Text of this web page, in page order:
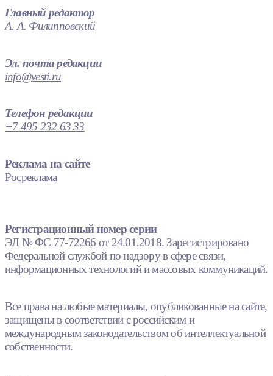
Главный редактор
А. А. Филипповский
Эл. почта редакции
info@vesti.ru
Телефон редакции
+7 495 232 63 33
Реклама на сайте
Росреклама
Регистрационный номер серии
ЭЛ № ФС 77-72266 от 24.01.2018. Зарегистрировано
Федеральной службой по надзору в сфере связи,
информационных технологий и массовых коммуникаций.
Все права на любые материалы, опубликованные на сайте,
защищены в соответствии с российским и
международным законодательством об интеллектуальной
собственности.